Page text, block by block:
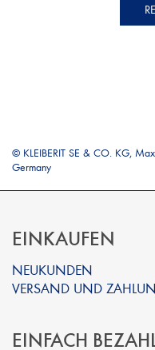
© KLEIBERIT SE & CO. KG,
Germany
EINKAUFEN
NEUKUNDEN
VERSAND UND
EINFACH